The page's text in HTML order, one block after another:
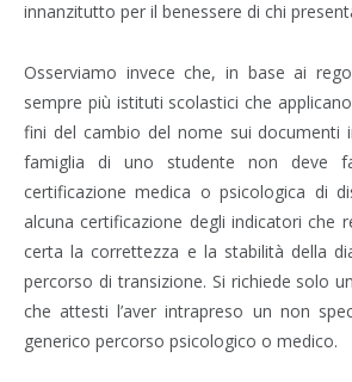
innanzitutto per il benessere di chi
Osserviamo invece che, in base ai
sempre più istituti scolastici che
fini del cambio del nome sui documenti
famiglia di uno studente non deve
certificazione medica o psicologica di
alcuna certificazione degli indicatori che
certa la correttezza e la stabilità della
percorso di transizione. Si richiede solo
che attesti l’aver intrapreso un non
generico percorso psicologico o medico.